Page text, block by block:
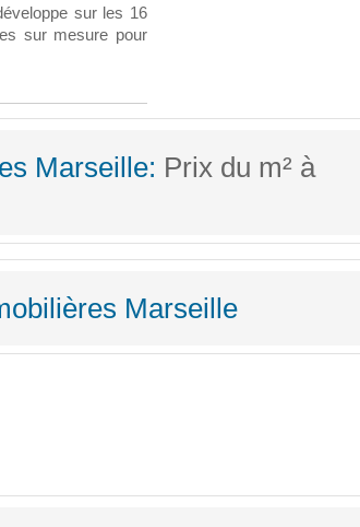
sur les 16
sur mesure pour
Marseille: Prix du m² à
Marseille